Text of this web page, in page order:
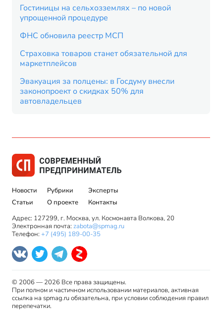
Гостиницы на сельхозземлях – по новой
упрощенной процедуре
ФНС обновила реестр МСП
Страховка товаров станет обязательной для
маркетплейсов
Эвакуация за полцены: в Госдуму внесли
законопроект о скидках 50% для
автовладельцев
Новости
Статьи
Рубрики
О проекте
Эксперты
Контакты
Адрес: 127299, г. Москва, ул. Космонавта Волкова, 20
Электронная почта: zabota@spmag.ru
Телефон: +7 (495) 189-00-35
© 2006 — 2026 Все права защищены.
При полном и частичном использовании материалов, активная
ссылка на spmag.ru обязательна, при условии соблюдения правил
перепечатки.